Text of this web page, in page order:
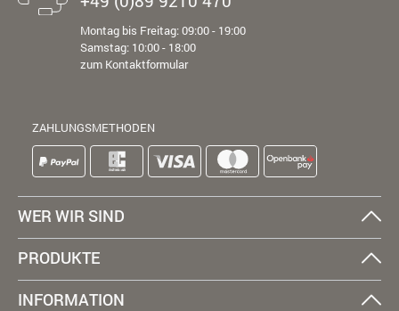
Montag bis Freitag: 09:00 - 19:00
Samstag: 10:00 - 18:00
zum Kontaktformular
ZAHLUNGSMETHODEN
WER WIR SIND
PRODUKTE
INFORMATION